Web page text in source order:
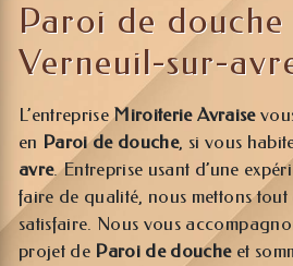
Paroi de douche
Verneuil-sur-
L’entrepriseMiroiterie Avraise
en Paroi de douche, si vous
avre. Entreprise usant d’une
faire de qualité, nous mettons
satisfaire. Nous vous
projet de Paroi de doucheet